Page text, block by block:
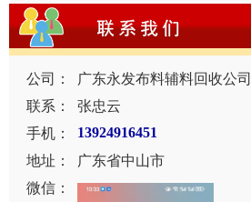
公司：
广东永发布料辅料回收公司
联系：
张忠云
手机：
13924916451
地址：
广东省中山市
微信：